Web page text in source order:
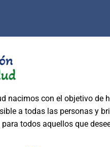
nacimos con el objetivo de
a todas las personas y
todos aquellos que